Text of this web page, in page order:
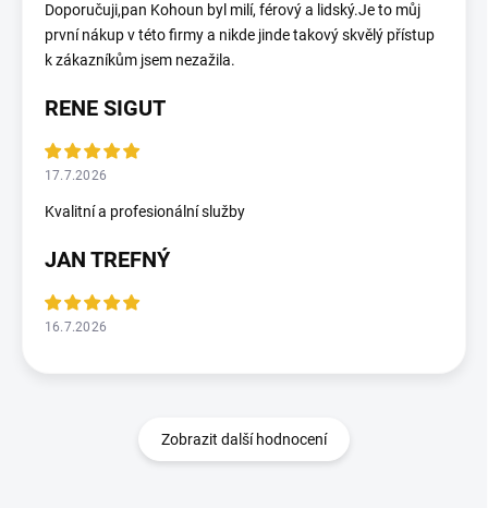
Doporučuji,pan Kohoun byl milí, férový a lidský.Je to můj
první nákup v této firmy a nikde jinde takový skvělý přístup
k zákazníkům jsem nezažila.
RENE SIGUT
17.7.2026
Kvalitní a profesionální služby
JAN TREFNÝ
16.7.2026
Zobrazit další hodnocení